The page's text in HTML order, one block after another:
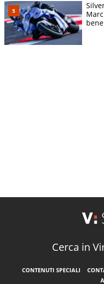
Cerca in
CONTENUTI SPECIALI